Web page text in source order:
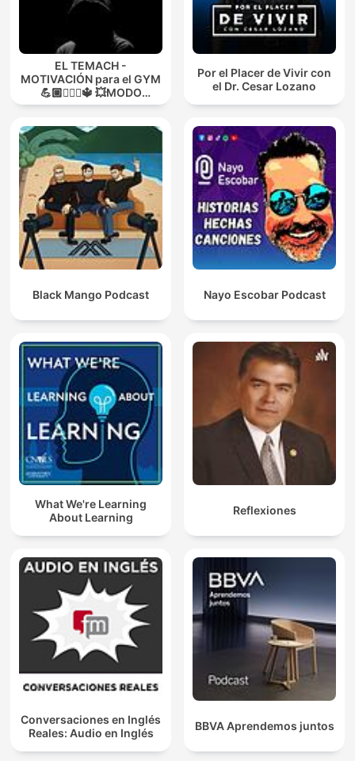
EL TEMACH -
MOTIVACIÓN para el GYM
💪🏼🏋🏻‍♀🔱 💥MODO
GUERRA💥
Por el Placer de Vivir con
el Dr. Cesar Lozano
Black Mango Podcast Nayo Escobar Podcast
What We're Learning
About Learning
Reflexiones
Conversaciones en Inglés
Reales: Audio en Inglés
BBVA Aprendemos juntos